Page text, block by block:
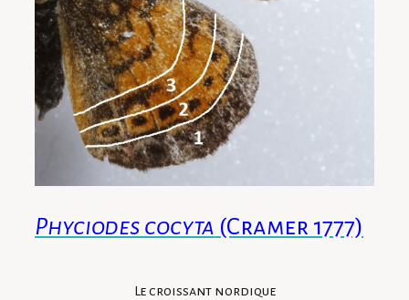
Phyciodes cocyta (Cramer 1777)
Le croissant nordique